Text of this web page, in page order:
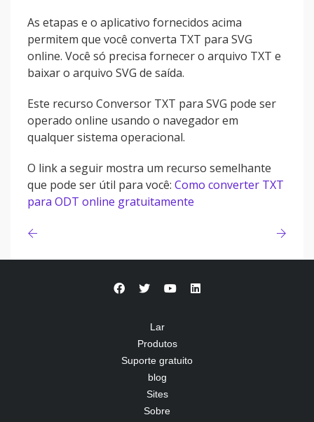
As etapas e o aplicativo fornecidos acima
permitem que você converta TXT para SVG
online. Você só precisa fornecer o arquivo TXT e
baixar o arquivo SVG de saída.
Este recurso Conversor TXT para SVG pode ser
operado online usando o navegador em
qualquer sistema operacional.
O link a seguir mostra um recurso semelhante
que pode ser útil para você: Como converter TXT
para ODT online gratuitamente
Lar
Produtos
Suporte gratuito
blog
Sites
Sobre